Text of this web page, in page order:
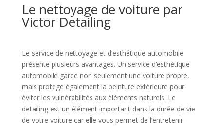
Le nettoyage de voiture par
Victor Detailing
Le service de nettoyage et d’esthétique automobile
présente plusieurs avantages. Un service d’esthétique
automobile garde non seulement une voiture propre,
mais protège également la peinture extérieure pour
éviter les vulnérabilités aux éléments naturels. Le
detailing est un élément important dans la durée de vie
de votre voiture car elle vous permet de l’entretenir